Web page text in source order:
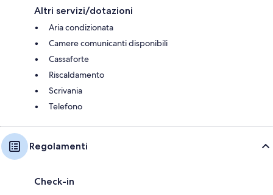
Altri servizi/dotazioni
Aria condizionata
Camere comunicanti disponibili
Cassaforte
Riscaldamento
Scrivania
Telefono
Regolamenti
Check-in